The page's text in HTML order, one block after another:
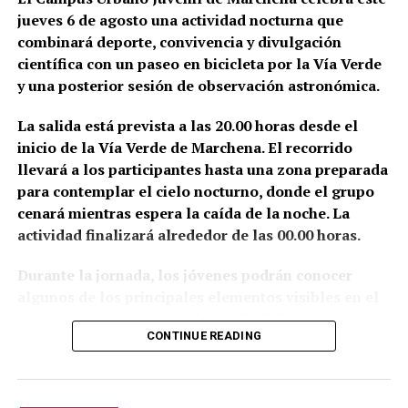
Sin embargo, el historiador del arte Alfredo J.
Morales advierte de que la brevedad del documento
impide conocer el alcance exacto de aquella
—«visitar la torre de San Juan e San Miguel»— podría
referirse tanto a la preparación de una obra como a
una simple inspección sobre el estado de
conservación de los campanarios. Morales señala,
además, que no localizó otras referencias
posteriores que permitieran relacionar directamente
de San Juan.
La situación es diferente en Santa María de la Mota,
donde sí existe una abundante documentación sobre
madera, cal y piedra, y la participación de canteros,
jueves 6 de agosto una actividad nocturna que
combinará deporte, convivencia y divulgación
científica con un paseo en bicicleta por la Vía Verde
y una posterior sesión de observación astronómica.
La salida está prevista a las 20.00 horas desde el
inicio de la Vía Verde de Marchena. El recorrido
llevará a los participantes hasta una zona preparada
para contemplar el cielo nocturno, donde el grupo
cenará mientras espera la caída de la noche. La
actividad finalizará alrededor de las 00.00 horas.
Durante la jornada, los jóvenes podrán conocer
firmamento y acercarse al mundo de la astronomía
de la mano de Manuel Ramón Ternero, que
Los asistentes deberán llevar su propia bicicleta,
CONTINUE READING